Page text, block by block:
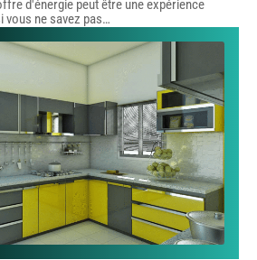
d'énergie peut être une expérience
ne savez pas…